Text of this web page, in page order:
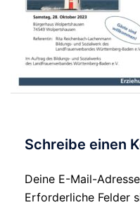
Schreibe einen
Deine E-Mail-
Erforderliche Felder
Alternative: